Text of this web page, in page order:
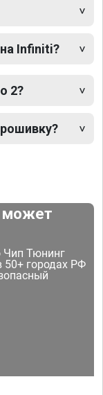
Infiniti?
2?
может
Чип Тюнинг
50+ городах РФ